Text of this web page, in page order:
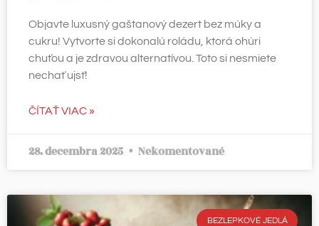
Objavte luxusný gaštanový dezert bez múky a
cukru! Vytvorte si dokonalú roládu, ktorá ohúri
chuťou a je zdravou alternatívou. Toto si nesmiete
nechať ujsť!
ČÍTAŤ VIAC »
28. decembra 2025 Nekomentované
BEZLEPKOVÉ JEDLÁ